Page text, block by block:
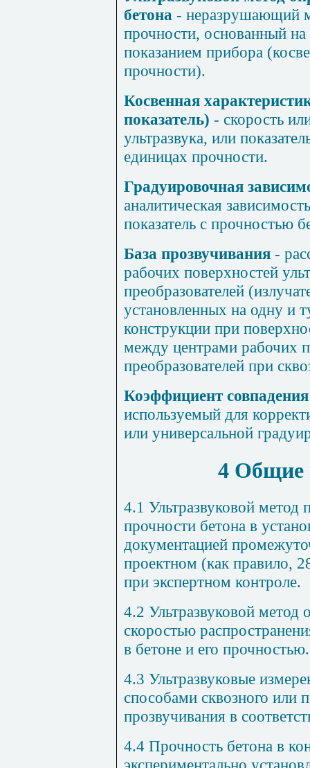
бетона - неразрушающий
прочности, основанный на
показанием прибора
прочности).
Косвенная
показатель) - скорость
ультразвука, или
единицах прочности.
Градуировочная
аналитическая
показатель с прочностью
База прозвучивания -
рабочих поверхностей
преобразователей
установленных на одну и
конструкции при
между центрами рабочих
преобразователей при
Коэффициент совпадения
используемый для
или универсальной
4 Общие
4.1 Ультразвуковой
прочности бетона в
документацией
проектном (как правило,
при экспертном контроле.
4.2 Ультразвуковой метод
скоростью
в бетоне и его прочностью.
4.3 Ультразвуковые
способами сквозного или
прозвучивания в
4.4 Прочность бетона в